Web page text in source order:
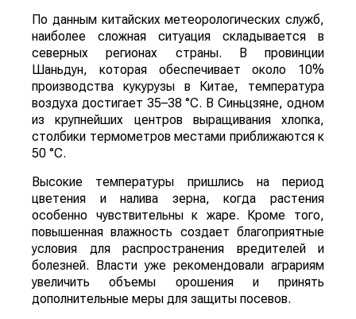
По данным китайских метеорологических служб,
наиболее сложная ситуация складывается в
северных регионах страны. В провинции
Шаньдун, которая обеспечивает около 10%
производства кукурузы в Китае, температура
воздуха достигает 35–38 °C. В Синьцзяне, одном
из крупнейших центров выращивания хлопка,
столбики термометров местами приближаются к
50 °C.
Высокие температуры пришлись на период
цветения и налива зерна, когда растения
особенно чувствительны к жаре. Кроме того,
повышенная влажность создает благоприятные
условия для распространения вредителей и
болезней. Власти уже рекомендовали аграриям
увеличить объемы орошения и принять
дополнительные меры для защиты посевов.